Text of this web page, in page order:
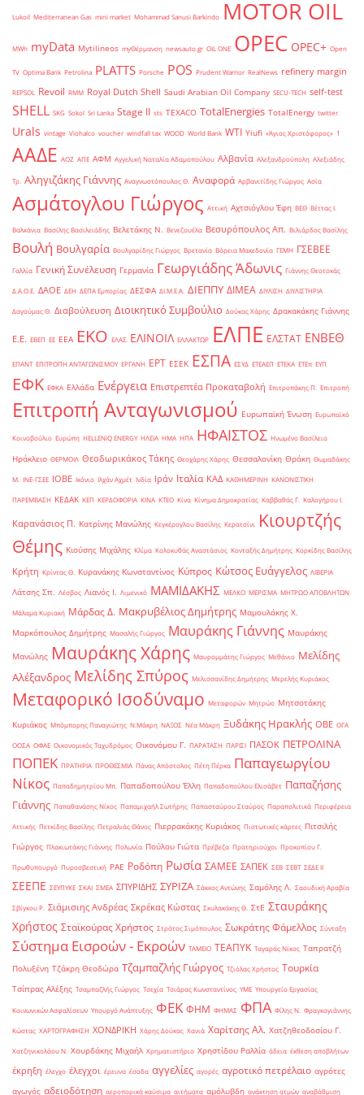
Lukoil Mediterranean Gas mini market Mohammad Sanusi Barkindo MOTOR OIL
MWh myData Mytilineos myΘέρμανση newsauto.gr OIL ONE OPEC OPEC+ Open
TV Optima Bank Petrolina PLATTS Porsche POS Prudent Warrior RealNews refinery margin
REPSOL Revoil RMM Royal Dutch Shell Saudi Arabian Oil Company SECU-TECH self-test
SHELL SKG Sokol Sri Lanka Stage II sts TEXACO TotalEnergies TotalEnergy twitter
Urals vintage Viohalco voucher windfall tax WOOD World Bank WTI Yiufi «Άγιος Χριστόφορος» ΄1
ΑΑΔΕ ΑΟΖ ΑΠΕ ΑΦΜ Αγγελική Ναταλία Αδαμοπούλου Αλβανία Αλεξανδρούπολη Αλεξιάδης
Τρ. Αληγιζάκης Γιάννης Αναγνωστόπουλος Θ. Αναφορά Αρβανιτίδης Γιώργος Ασία
Ασμάτογλου Γιώργος Αττική Αχτσιόγλου Έφη ΒΕΘ Βέττας Ι.
Βαλκάνια Βασίλης Βασιλειάδης Βελετάκης Ν. Βενεζουέλα Βεσυρόπουλος Απ. Βιλιάρδος Βασίλης
Βουλή Βουλγαρία Βουλγαρίδης Γιώργος Βρετανία Βόρεια Μακεδονία ΓΕΜΗ ΓΣΕΒΕΕ
Γαλλία Γενική Συνέλευση Γερμανία Γεωργιάδης Άδωνις Γιάννης Θεοτοκάς
Δ.Α.Ο.Ε. ΔΑΟΕ ΔΕΗ ΔΕΠΑ Εμπορίας ΔΕΣΦΑ ΔΙ.Μ.Ε.Α. ΔΙΕΠΠΥ ΔΙΜΕΑ ΔΙΥΛΙΣΗ ΔΙΥΛΙΣΤΗΡΙΑ
Δαγούμας Θ. Διαβούλευση Διοικητικό Συμβούλιο Δούκας Χάρης Δρακακάκης Γιάννης
Ε.Ε. ΕΒΕΠ ΕΕ ΕΕΑ ΕΚΟ ΕΛΑΣ ΕΛΙΝΟΙΛ ΕΛΛΑΚΤΩΡ ΕΛΠΕ ΕΛΣΤΑΤ ΕΝΒΕΘ
ΕΠΑΝΤ ΕΠΙΤΡΟΠΗ ΑΝΤΑΓΩΝΙΣΜΟΥ ΕΡΓΑΝΗ ΕΡΤ ΕΣΕΚ ΕΣΠΑ ΕΣΥΔ ΕΤΕΑΕΠ ΕΤΕΚΑ ΕΤΕπ ΕΥΠ
ΕΦΚ ΕΦΚΑ Ελλάδα Ενέργεια Επιστρεπτέα Προκαταβολή Επιτροπάκης Π. Επιτροπή
Επιτροπή Ανταγωνισμού Ευρωπαϊκή Ένωση Ευρωπαϊκό
Κοινοβούλιο Ευρώπη ΗELLENiQ ENERGY ΗΛΕΙΑ ΗΜΑ ΗΠΑ ΗΦΑΙΣΤΟΣ Ηνωμένο Βασίλειο
Ηράκλειο ΘΕΡΜΟΙΛ Θεοδωρικάκος Τάκης Θεοχάρης Χάρης Θεσσαλονίκη Θράκη Θωμαδάκης
Μ. ΙΝΕ-ΓΣΕΕ ΙΟΒΕ Ικόνιο Ιλχάν Αχμέτ Ινδία Ιράν Ιταλία ΚΑΔ ΚΑΘΗΜΕΡΙΝΗ ΚΑΝΟΝΙΣΤΙΚΗ
ΠΑΡΕΜΒΑΣΗ ΚΕΔΑΚ ΚΕΠ ΚΕΡΔΟΦΟΡΙΑ ΚΙΝΑ ΚΤΕΟ Κίνα Κίνημα Δημοκρατίας Καββαθάς Γ. Καλογήρου Ι.
Καρανάσιος Π. Κατρίνης Μανώλης Κεγκέρογλου Βασίλης Κερατσίνι
Κιουρτζής
Θέμης Κιούσης Μιχάλης Κλίμα Κολοκυθάς Αναστάσιος Κονταξής Δημήτρης Κορκίδης Βασίλης
Κρήτη Κρίντας Θ. Κυρανάκης Κωνσταντίνος Κύπρος Κώτσος Ευάγγελος ΛΙΒΕΡΙΑ
Λάτσης Σπ. Λέσβος Λιανός Ι. Λιμενικό ΜΑΜΙΔΑΚΗΣ ΜΕΛΚΟ ΜΕΡΙΣΜΑ ΜΗΤΡΩΟ ΑΠΟΒΛΗΤΩΝ
Μάλαμα Κυριακή Μάρδας Δ. Μακρυβέλιος Δημήτρης Μαμουλάκης Χ.
Μαρκόπουλος Δημήτρης Μασαλής Γιώργος Μαυράκης Γιάννης Μαυράκης
Μανώλης Μαυράκης Χάρης Μαυρομμάτης Γιώργος Μεθάνιο Μελίδης
Αλέξανδρος Μελίδης Σπύρος Μελισσανίδης Δημήτρης Μερελής Κυριάκος
Μεταφορικό Ισοδύναμο Μεταφορών Μητρώο Μητσοτάκης
Κυριάκος Μπόμπορης Παναγιώτης Ν.Μάκρη ΝΑΞΟΣ Νέα Μάκρη Ξυδάκης Ηρακλής ΟΒΕ ΟΓΑ
ΟΟΣΑ ΟΦΑΕ Οικονομικός Ταχυδρόμος Οικονόμου Γ. ΠΑΡΑΤΑΣΗ ΠΑΡΙΣΙ ΠΑΣΟΚ ΠΕΤΡΟΛΙΝΑ
ΠΟΠΕΚ ΠΡΑΤΗΡΙΑ ΠΡΟΘΕΣΜΙΑ Πάνας Απόστολος Πέτη Πέρκα Παπαγεωργίου
Νίκος Παπαδημητρίου Μπ. Παπαδοπούλου Έλλη Παπαδοπούλου Ελισάβετ Παπαζήσης
Γιάννης Παπαθανάσης Νίκος Παπαμιχαήλ Σωτήρης Παπασταύρου Σταύρος Παραπολιτικά Περιφέρεια
Αττικής Πετκίδης Βασίλης Πετραλιάς Θάνος Πιερρακάκης Κυριάκος Πιστωτικές κάρτες Πιτσιλής
Γιώργος Πλακιωτάκης Γιάννης Πολωνία Πούλου Γιώτα Πρέβεζα Πρατηριούχοι Προκοπίου Γ.
Πρωθυπουργό Πυροσβεστική ΡΑΕ Ροδόπη Ρωσία ΣΑΜΕΕ ΣΑΠΕΚ ΣΕΒ ΣΕΒΤ ΣΕΔΕ ΙΙ
ΣΕΕΠΕ ΣΕΥΠΥΚΕ ΣΚΑΙ ΣΜΕΑ ΣΠΥΡΙΔΗΣ ΣΥΡΙΖΑ Σάκκος Αντώνης Σαμόλης Λ. Σαουδική Αραβία
Σβίγκου Ρ. Σιάμισιης Ανδρέας Σκρέκας Κώστας Σκυλακάκης Θ. ΣτΕ Σταυράκης
Χρήστος Σταϊκούρας Χρήστος Στράτος Σιμόπουλος Σωκράτης Φάμελλος Σύνταξη
Σύστημα Εισροών - Εκροών ΤΑΜΕΙΟ ΤΕΑΠΥΚ Ταγαράς Νίκος Ταπρατζή
Πολυξένη Τζάκρη Θεοδώρα Τζαμπαζλής Γιώργος Τζιόλας Χρήστος Τουρκία
Τσίπρας Αλέξης Τσαμπαζλής Γιώργος Τσεχία Τσιάρας Κωνσταντίνος ΥΜΕ Υπουργείο Εργασίας
Κοινωνικών Ασφαλίσεων Υπουργό Ανάπτυξης ΦΕΚ ΦΗΜ ΦΗΜΑΣ ΦΠΑ Φίλης Ν. Φραγκογιάννης
Κώστας ΧΑΡΤΟΓΡΑΦΗΣΗ ΧΟΝΔΡΙΚΗ Χάρης Δούκας Χανιά Χαρίτσης Αλ. Χατζηθεοδοσίου Γ.
Χατζηνικολάου Ν. Χουρδάκης Μιχαήλ Χρηματιστήριο Χρηστίδου Ραλλία άδεια έκθεση αποβλήτων
έκρηξη έλεγχο έλεγχοι έρευνα έσοδα αγγελίες αγορές αγροτικό πετρέλαιο αγρότες
αγωγός αδειοδότηση αεροπορικά καύσιμα αιτήματα αμόλυβδη ανάκτηση ατμών αναβάθμιση